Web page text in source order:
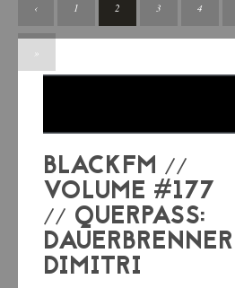
‹ 1 2 3 4
»
BLACKFM //
VOLUME #177
// QUERPASS:
DAUERBRENNER
DIMITRI